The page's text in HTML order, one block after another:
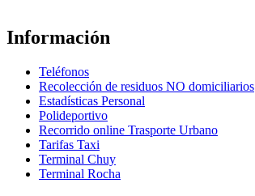
Información
Teléfonos
Recolección de residuos NO domiciliarios
Estadísticas Personal
Polideportivo
Recorrido online Trasporte Urbano
Tarifas Taxi
Terminal Chuy
Terminal Rocha